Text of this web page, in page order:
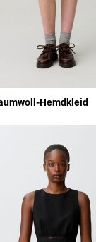
RatingHemdkleid